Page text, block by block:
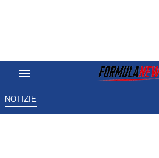
NOTIZIE